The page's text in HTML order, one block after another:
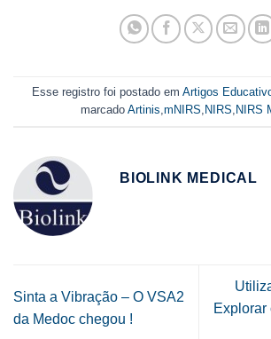
Esse registro foi postado em Artigos
marcado Artinis mNIRS NIRS NIRS
BIOLINK MEDICAL
Sinta a Vibração – O VSA2
da Medoc chegou !